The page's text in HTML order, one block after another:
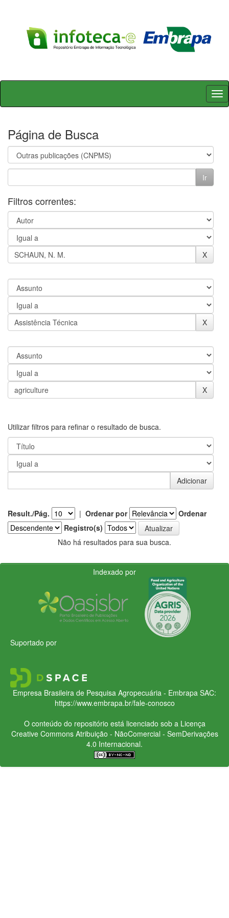
Skip
Página de Busca
Filtros correntes:
Utilizar filtros para refinar o resultado de busca.
Result./Pág. | Ordenar por
Ordenar
Registro(s)
Não há resultados para sua busca.
Indexado por
Suportado por
Empresa Brasileira de Pesquisa Agropecuária - Embrapa SAC:
https://www.embrapa.br/fale-conosco
O conteúdo do repositório está licenciado sob a Licença
Creative CommonsAtribuição - NãoComercial - SemDerivações
4.0 Internacional.